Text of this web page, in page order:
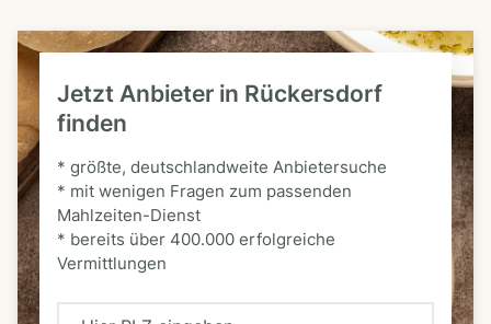
Jetzt Anbieter in Rückersdorf
finden
* größte, deutschlandweite Anbietersuche
* mit wenigen Fragen zum passenden
Mahlzeiten-Dienst
* bereits über 400.000 erfolgreiche
Vermittlungen